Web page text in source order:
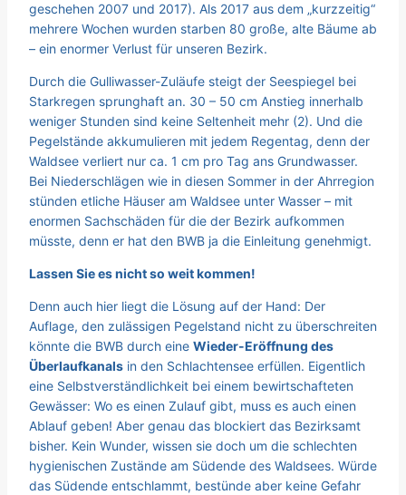
geschehen 2007 und 2017). Als 2017 aus dem „kurzzeitig“
mehrere Wochen wurden starben 80 große, alte Bäume ab
– ein enormer Verlust für unseren Bezirk.
Durch die Gulliwasser-Zuläufe steigt der Seespiegel bei
Starkregen sprunghaft an. 30 – 50 cm Anstieg innerhalb
weniger Stunden sind keine Seltenheit mehr (2). Und die
Pegelstände akkumulieren mit jedem Regentag, denn der
Waldsee verliert nur ca. 1 cm pro Tag ans Grundwasser.
Bei Niederschlägen wie in diesen Sommer in der Ahrregion
stünden etliche Häuser am Waldsee unter Wasser – mit
enormen Sachschäden für die der Bezirk aufkommen
müsste, denn er hat den BWB ja die Einleitung genehmigt.
Lassen Sie es nicht so weit kommen!
Denn auch hier liegt die Lösung auf der Hand: Der
Auflage, den zulässigen Pegelstand nicht zu überschreiten
könnte die BWB durch eine Wieder-Eröffnung des
Überlaufkanals in den Schlachtensee erfüllen. Eigentlich
eine Selbstverständlichkeit bei einem bewirtschafteten
Gewässer: Wo es einen Zulauf gibt, muss es auch einen
Ablauf geben! Aber genau das blockiert das Bezirksamt
bisher. Kein Wunder, wissen sie doch um die schlechten
hygienischen Zustände am Südende des Waldsees. Würde
das Südende entschlammt, bestünde aber keine Gefahr